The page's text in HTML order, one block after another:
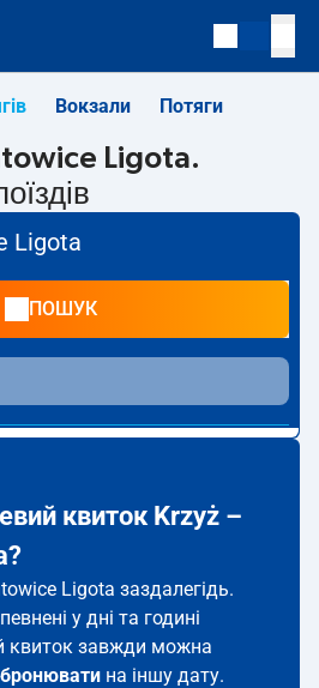
Вокзали Потяги
Ligota.
Ligota
ПОШУК
квиток Krzyż –
Ligota заздалегідь.
у дні та годині
квиток завжди можна
на іншу дату.